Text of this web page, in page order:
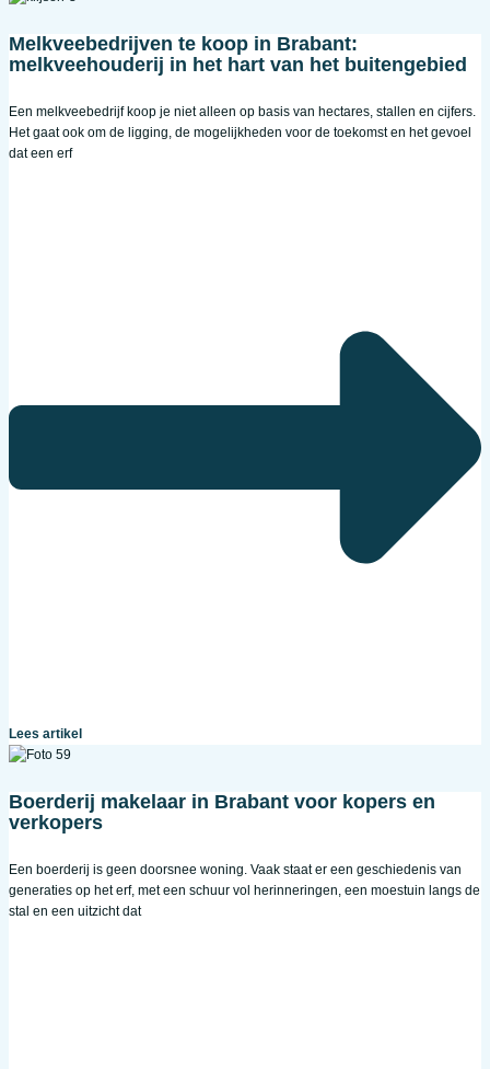
Melkveebedrijven te koop in Brabant:
melkveehouderij in het hart van het buitengebied
Een melkveebedrijf koop je niet alleen op basis van hectares, stallen en cijfers.
Het gaat ook om de ligging, de mogelijkheden voor de toekomst en het gevoel
dat een erf
Lees artikel
Boerderij makelaar in Brabant voor kopers en
verkopers
Een boerderij is geen doorsnee woning. Vaak staat er een geschiedenis van
generaties op het erf, met een schuur vol herinneringen, een moestuin langs de
stal en een uitzicht dat